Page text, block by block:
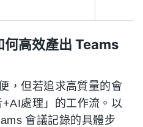
高效產出 Teams
，但若追求高質量的會
處理」的工作流。以
會議記錄的具體步